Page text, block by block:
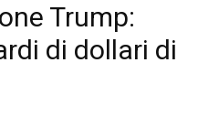
Trump:
di dollari di